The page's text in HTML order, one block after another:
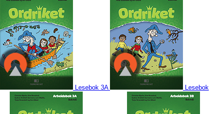
Lesebok 3A Lesebok